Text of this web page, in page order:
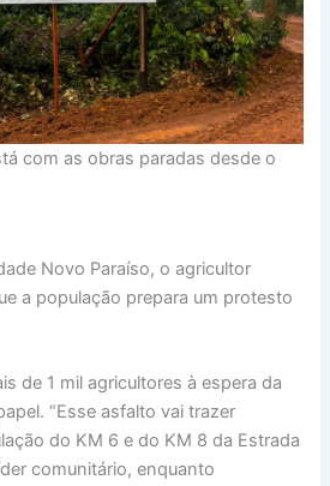
com as obras paradas desde o
Novo Paraíso, o agricultor
a população prepara um protesto
de 1 mil agricultores à espera da
“Esse asfalto vai trazer
do KM 6 e do KM 8 da Estrada
comunitário, enquanto